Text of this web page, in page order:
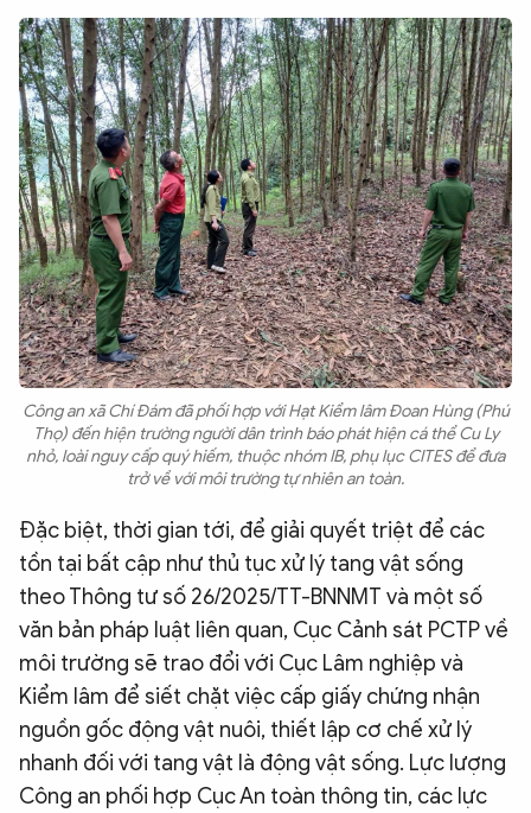
Công an xã Chí Đám đã phối hợp với Hạt Kiểm lâm Đoan Hùng (Phú
Thọ) đến hiện trường người dân trình báo phát hiện cá thể Cu Ly
nhỏ, loài nguy cấp quý hiếm, thuộc nhóm IB, phụ lục CITES để đưa
trở về với môi trường tự nhiên an toàn.
Đặc biệt, thời gian tới, để giải quyết triệt để các
tồn tại bất cập như thủ tục xử lý tang vật sống
theo Thông tư số 26/2025/TT-BNNMT và một số
văn bản pháp luật liên quan, Cục Cảnh sát PCTP về
môi trường sẽ trao đổi với Cục Lâm nghiệp và
Kiểm lâm để siết chặt việc cấp giấy chứng nhận
nguồn gốc động vật nuôi, thiết lập cơ chế xử lý
nhanh đối với tang vật là động vật sống. Lực lượng
Công an phối hợp Cục An toàn thông tin, các lực